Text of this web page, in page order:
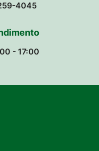
4045
- 17:00